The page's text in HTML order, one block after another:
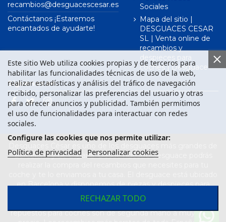
recambios@desguacescesar.es
Contáctanos ¡Estaremos
encantados de ayudarte!
Sociales
Mapa del sitio |
DESGUACES CESAR
SL | Venta online de
recambios y
despieces para
coches | Desguace
Este sitio Web utiliza cookies propias y de terceros para
habilitar las funcionalidades técnicas de uso de la web,
realizar estadísticas y análisis del tráfico de navegación
recibido, personalizar las preferencias del usuario y otras
para ofrecer anuncios y publicidad. También permitimos
el uso de funcionalidades para interactuar con redes
sociales.
Configure las cookies que nos permite utilizar:
Política de privacidad Personalizar cookies
RECHAZAR TODO
Síguenos en
Barcelona y de España. Desde nuestro desguace podrás
en Barcelona y disponemos de piezas y despieces para
todas las marcas de vehículos. Compra el recambio que
necesitas para tu coche en nuestro desguace. Los
repuestos para coches son de segunda mano a muy buen